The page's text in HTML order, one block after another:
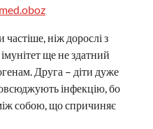
med.oboz
ніж дорослі з
ще не здатний
Друга – діти дуже
інфекцію, бо
собою, що спричиняє